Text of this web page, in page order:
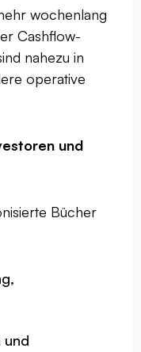
wochenlang
Cashflow-
nahezu in
operative
und
Bücher
und